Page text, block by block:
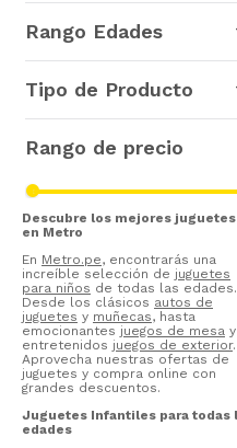
Camas Elásticas
Radost
Dolu
Bestway (1)
Rango Edades
Tipo de Producto
Lanzadores de Burbujas
Skates (2)
Tablas de Snowboard (1
Skateboard (1 )
Scooters (1)
Paletas y Raquetas (1 )
Maletines (1)
Lanzadores de Dardos (1
S/ 1.00 – S/
Descubre los mejores juguetes
en Metro
En Metro.pe, encontrarás una
increíble selección de juguetes
para niños de todas las edades.
Desde los clásicos autos de
juguetes y muñecas, hasta
emocionantes juegos de mesa y
entretenidos juegos de exterior.
Aprovecha nuestras ofertas de
juguetes y compra online con
grandes descuentos.
Juguetes Infantiles para todas
edades